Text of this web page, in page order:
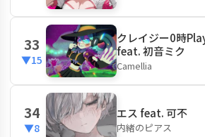
33
▼15
クレイジー0時
feat. 初音ミク
Camellia
34
▼8
エス feat. 可不
内緒のピアス